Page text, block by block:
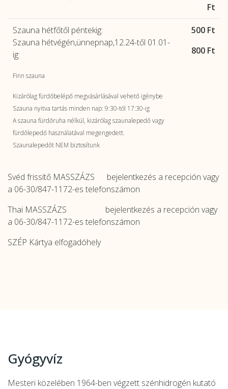
Ft
Szauna hétfőtől péntekig:
Szauna hétvégén,ünnepnap,12.24-től 01.01-
ig:
Finn szauna
Kizárólag fürdőbelépő megvásárlásával vehető igénybe
Szauna nyitva tartás minden nap: 9:30-tól 17:30-ig
A szauna fürdőruha nélkül, kizárólag szaunalepedő vagy
fürdőlepedő használatával megengedett.
Szaunalepedőt NEM biztosítunk
500 Ft
800 Ft
Svéd frissítő MASSZÁZS bejelentkezés a recepción vagy
a 06-30/847-1172-es telefonszámon
Thai MASSZÁZS bejelentkezés a recepción vagy
a 06-30/847-1172-es telefonszámon
SZÉP Kártya elfogadóhely
Gyógyvíz
Mesteri közelében 1964-ben végzett szénhidrogén kutató